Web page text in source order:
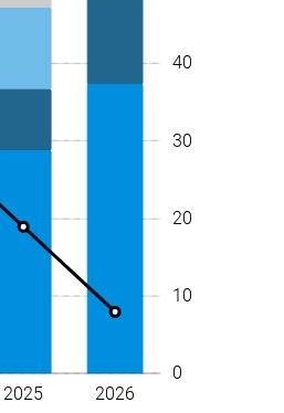
0
10
20
30
40
2025
2026